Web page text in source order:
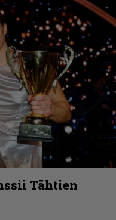
Tähtien